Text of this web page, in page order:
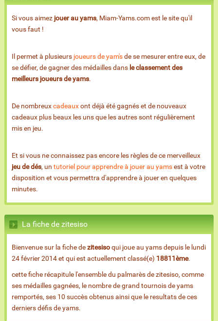
Si vous aimez jouer au yams, Miam-Yams.com est le site qu'il
vous faut !
Il permet à plusieurs joueurs de yam'sde se mesurer entre eux, de
se défier, de gagner des médailles dans le classement des
meilleurs joueurs de yams.
De nombreuxcadeauxont déjà été gagnés et de nouveaux
cadeaux plus beaux les uns que les autres sont régulièrement
mis en jeu.
Et si vous ne connaissez pas encore les règles de ce merveilleux
jeu de dés, un tutoriel pour apprendre à jouer au yamsest à votre
disposition et vous permettra d'apprendre à jouer en quelques
minutes.
La fiche de zitesiso
Bienvenue sur la fiche dezitesisoqui joue au yams depuis le lundi
24 février 2014 et qui est actuellement classé(e) 18811ème.
cette fiche récapitule l'ensemble du palmarès de zitesiso, comme
ses médailles gagnées, le nombre de grand tournois de yams
remportés, ses 10 succès obtenus ainsi que le resultats de ces
derniers défis de yams.